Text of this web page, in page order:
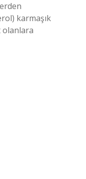
karmaşık
olanlara